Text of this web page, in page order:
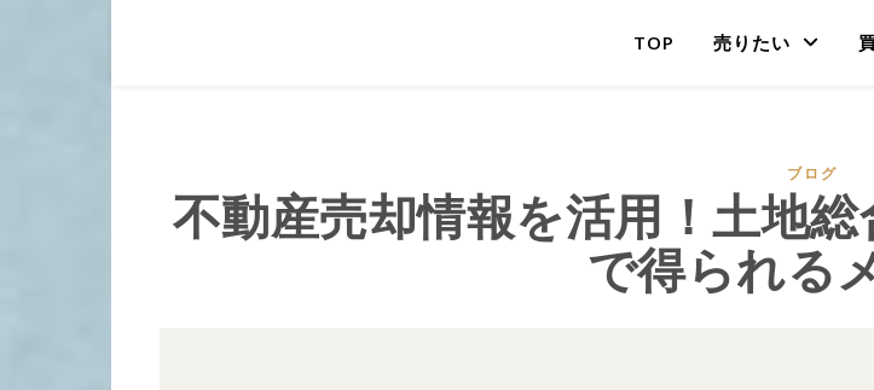
TOP 売りたい
ブログ
不動産売却情報を活用！土地
で得られる